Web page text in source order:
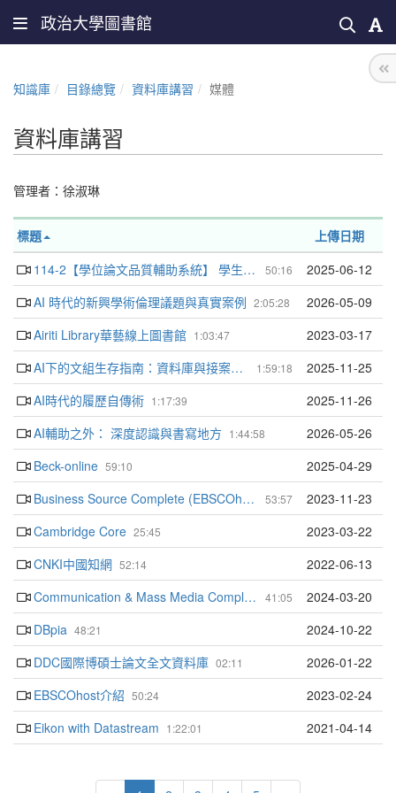
政治大學圖書館
知識庫 目錄總覽 資料庫講習 媒體
資料庫講習
管理者： 徐淑琳
標題 上傳日期
50:16
114-2【學位論文品質輔助系統】 學生端教育訓練 2025-06-12
2:05:28
AI 時代的新興學術倫理議題與真實案例 2026-05-09
1:03:47
Airiti Library華藝線上圖書館 2023-03-17
1:59:18
AI下的文組生存指南：資料庫與接案、投稿之運用 2025-11-25
1:17:39
AI時代的履歷自傳術 2025-11-26
1:44:58
AI輔助之外： 深度認識與書寫地方 2026-05-26
59:10
Beck-online 2025-04-29
53:57
Business Source Complete (EBSCOhost) 2023-11-23
25:45
Cambridge Core 2023-03-22
52:14
CNKI中國知網 2022-06-13
41:05
Communication & Mass Media Complete 2024-03-20
48:21
DBpia 2024-10-22
02:11
DDC國際博碩士論文全文資料庫 2026-01-22
50:24
EBSCOhost介紹 2023-02-24
1:22:01
Eikon with Datastream 2021-04-14